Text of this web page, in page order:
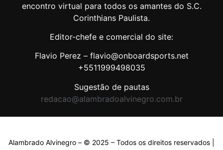
encontro virtual para todos os amantes do S.C.
Corinthians Paulista.
Editor-chefe e comercial do site:
Flavio Perez – flavio@onboardsports.net
+5511999498035
Sugestão de pautas
redacao@alambradoalvinegro.com.br
Alambrado Alvinegro – © 2025 – Todos os direitos reservados |